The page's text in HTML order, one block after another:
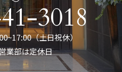
3018
（土日祝休）
業部は定休日